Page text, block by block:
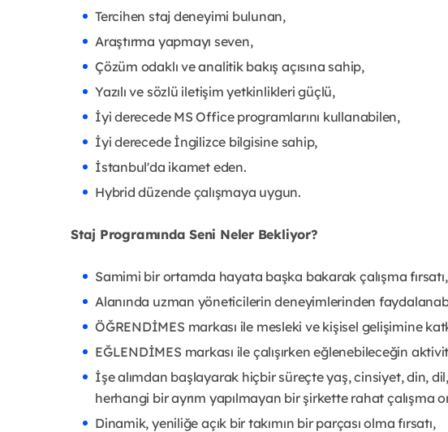
Tercihen staj deneyimi bulunan,
Araştırma yapmayı seven,
Çözüm odaklı ve analitik bakış açısına sahip,
Yazılı ve sözlü iletişim yetkinlikleri güçlü,
İyi derecede MS Office programlarını kullanabilen,
İyi derecede İngilizce bilgisine sahip,
İstanbul'da ikamet eden.
Hybrid düzende çalışmaya uygun.
Staj Programında Seni Neler Bekliyor?
Samimi bir ortamda hayata başka bakarak çalışma fırsatı,
Alanında uzman yöneticilerin deneyimlerinden
ÖĞRENDİMES markası ile mesleki ve kişisel gelişimine
EĞLENDİMES markası ile çalışırken eğlenebileceğin
İşe alımdan başlayarak hiçbir süreçte yaş, cinsiyet, din,
herhangi bir ayrım yapılmayan bir şirkette rahat çalışma
Dinamik, yeniliğe açık bir takımın bir parçası olma fırsatı,